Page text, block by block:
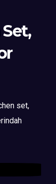
set,